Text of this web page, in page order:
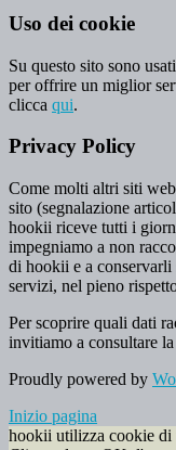
Uso dei cookie
Su questo sito sono
per offrire un miglior
clicca qui.
Privacy Policy
Come molti altri siti
sito (segnalazione
hookii riceve tutti i
impegniamo a non
di hookii e a conservarli
servizi, nel pieno
Per scoprire quali dati
invitiamo a consultare la
Proudly powered by
Inizio pagina
hookii utilizza cookie di